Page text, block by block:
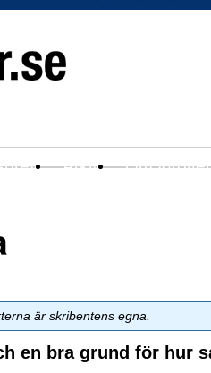
Arkiv Om
är skribentens egna.
en bra grund för hur